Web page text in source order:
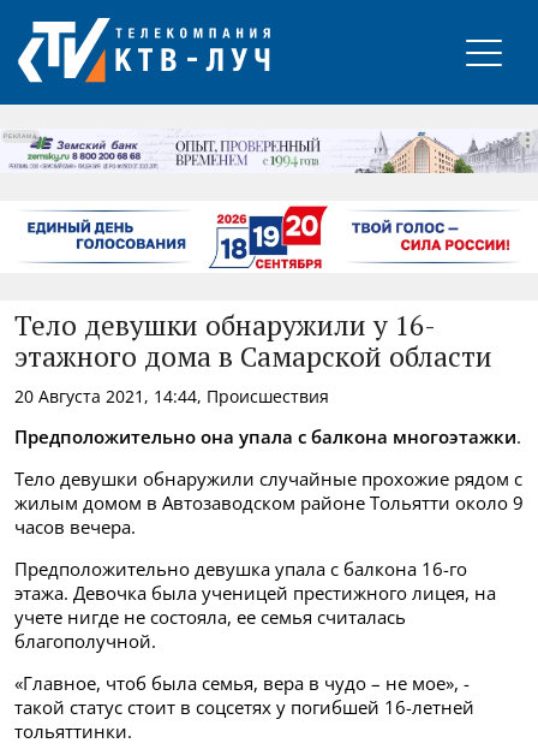
РЕКЛАМА
Тело девушки обнаружили у 16-
этажного дома в Самарской области
20 Августа 2021, 14:44, Происшествия
Предположительно она упала с балкона многоэтажки.
Тело девушки обнаружили случайные прохожие рядом с
жилым домом в Автозаводском районе Тольятти около 9
часов вечера.
Предположительно девушка упала с балкона 16-го
этажа. Девочка была ученицей престижного лицея, на
учете нигде не состояла, ее семья считалась
благополучной.
«Главное, чтоб была семья, вера в чудо – не мое», -
такой статус стоит в соцсетях у погибшей 16-летней
тольяттинки.